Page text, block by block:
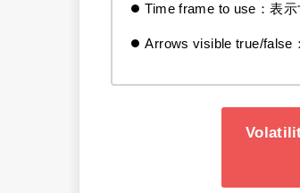
Time frame to use：表
Arrows visible true/false